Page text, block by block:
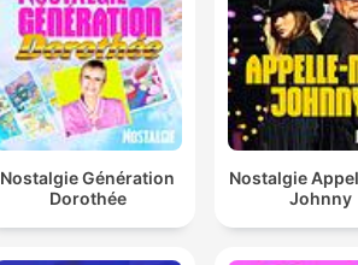
Nostalgie Génération
Dorothée
Nostalgie
Johnny